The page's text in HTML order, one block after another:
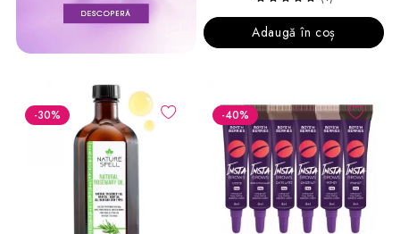
Adaugă în coș
-30% -40%